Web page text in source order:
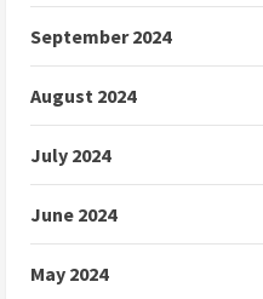
September 2024
August 2024
July 2024
June 2024
May 2024